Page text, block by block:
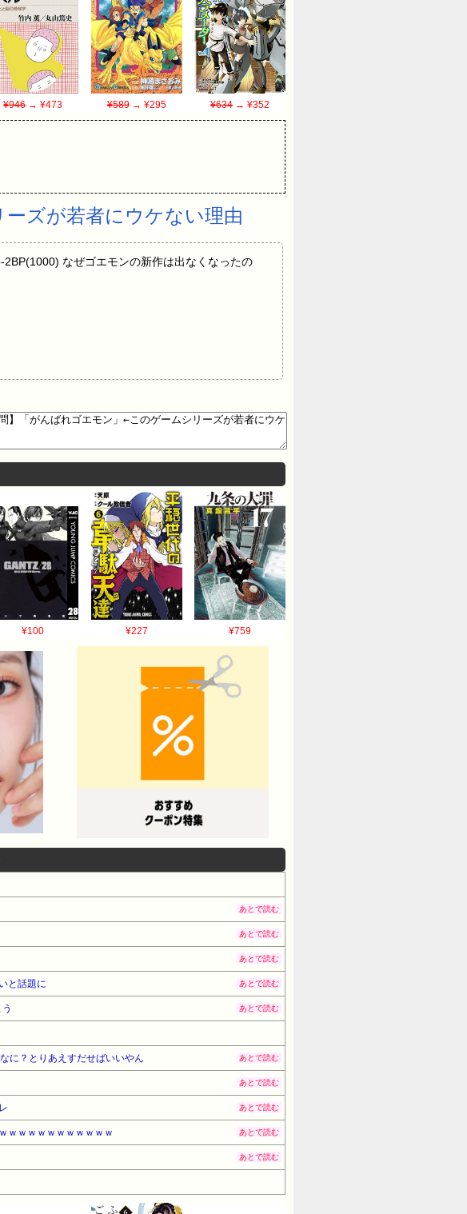
¥946→ ¥473 ¥589→ ¥295 ¥634→ ¥352
ズが若者にウケない理由
なぜゴエモンの新作は出なくなったの
¥100 ¥227 ¥759
あとで読む
あとで読む
あとで読む
と話題に あとで読む
あとで読む
に？とりあえすだせばいいやん あとで読む
あとで読む
あとで読む
ｗｗｗｗｗｗｗｗｗｗｗ あとで読む
あとで読む